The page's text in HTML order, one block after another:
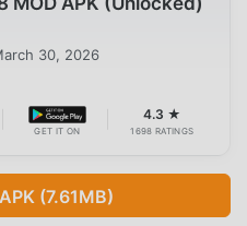
30, 2026
GET IT ON
4.3 ★
1698 RATINGS
(7.61MB)